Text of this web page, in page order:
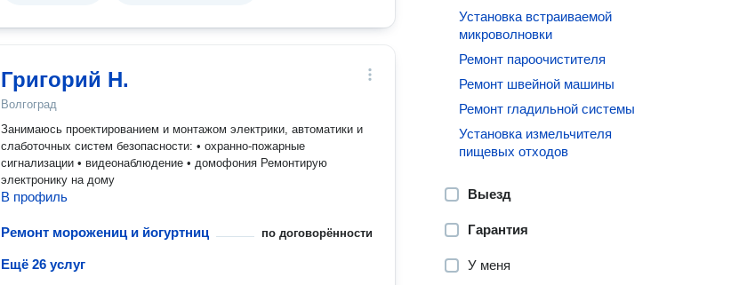
Григорий Н.
Волгоград
Занимаюсь проектированием и монтажом электрики, автоматики и
слаботочных систем безопасности: • охранно-пожарные
сигнализации • видеонаблюдение • домофония Ремонтирую
электронику на дому
В профиль
Ремонт морожениц и йогуртниц по договорённости
Ещё 26 услуг
Установка встраиваемой
микроволновки
Ремонт пароочистителя
Ремонт швейной машины
Ремонт гладильной системы
Установка измельчителя
пищевых отходов
Выезд
Гарантия
У меня